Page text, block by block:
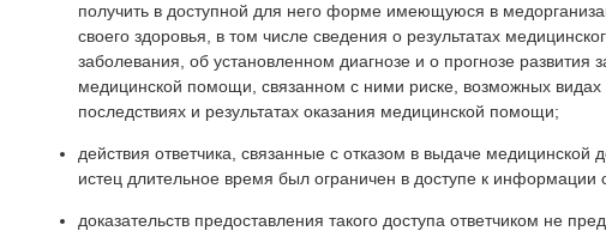
получить в доступной для него форме имеющуюся в
своего здоровья, в том числе сведения о результатах
заболевания, об установленном диагнозе и о прогнозе развития
медицинской помощи, связанном с ними риске, возможных видах
последствиях и результатах оказания медицинской помощи;
действия ответчика, связанные с отказом в выдаче медицинской
истец длительное время был ограничен в доступе к информации
доказательств предоставления такого доступа ответчиком не